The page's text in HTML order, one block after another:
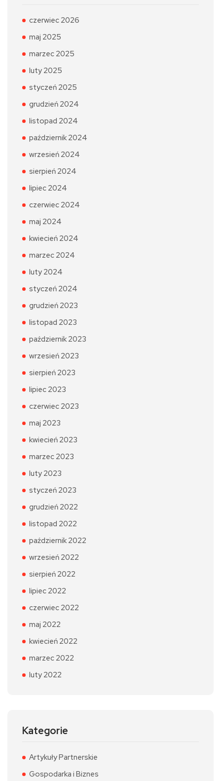
czerwiec 2026
maj 2025
marzec 2025
luty 2025
styczeń 2025
grudzień 2024
listopad 2024
październik 2024
wrzesień 2024
sierpień 2024
lipiec 2024
czerwiec 2024
maj 2024
kwiecień 2024
marzec 2024
luty 2024
styczeń 2024
grudzień 2023
listopad 2023
październik 2023
wrzesień 2023
sierpień 2023
lipiec 2023
czerwiec 2023
maj 2023
kwiecień 2023
marzec 2023
luty 2023
styczeń 2023
grudzień 2022
listopad 2022
październik 2022
wrzesień 2022
sierpień 2022
lipiec 2022
czerwiec 2022
maj 2022
kwiecień 2022
marzec 2022
luty 2022
Kategorie
Artykuły Partnerskie
Gospodarka i Biznes